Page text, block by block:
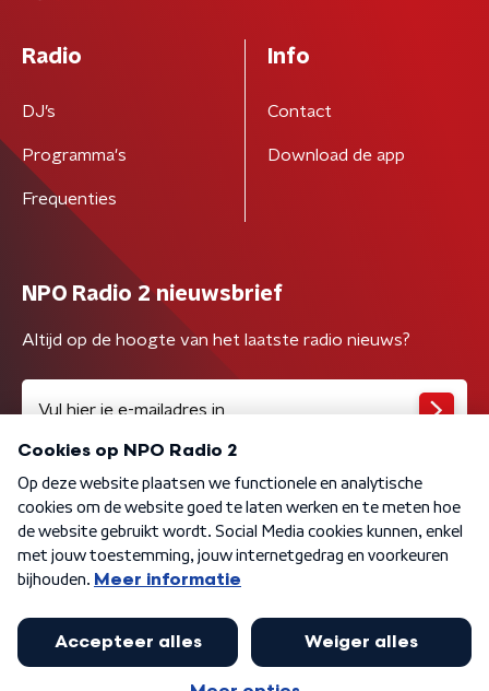
Radio
DJ’s
Programma's
Frequenties
Info
Contact
Download de app
NPO Radio 2 nieuwsbrief
Altijd op de hoogte van het laatste radio nieuws?
Algemene voorwaarden